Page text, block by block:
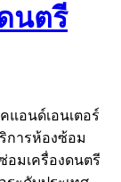
นตรี
แอนด์เอนเตอร์
การห้องซ้อม
อมเครื่องดนตรี